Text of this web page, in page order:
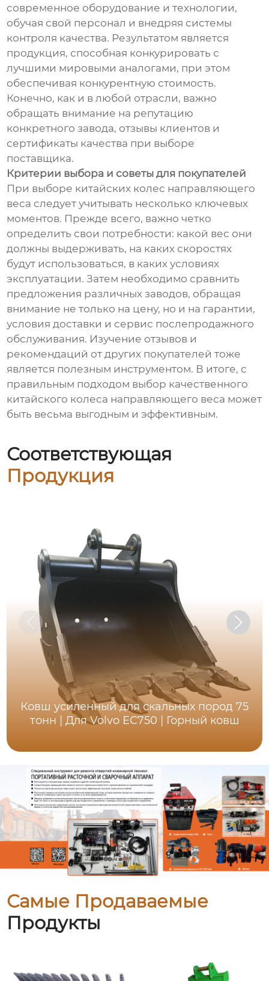
современное оборудование и технологии,
обучая свой персонал и внедряя системы
контроля качества. Результатом является
продукция, способная конкурировать с
лучшими мировыми аналогами, при этом
обеспечивая конкурентную стоимость.
Конечно, как и в любой отрасли, важно
обращать внимание на репутацию
конкретного завода, отзывы клиентов и
сертификаты качества при выборе
поставщика.
Критерии выбора и советы для покупателей
При выборе китайских колес направляющего
веса следует учитывать несколько ключевых
моментов. Прежде всего, важно четко
определить свои потребности: какой вес они
должны выдерживать, на каких скоростях
будут использоваться, в каких условиях
эксплуатации. Затем необходимо сравнить
предложения различных заводов, обращая
внимание не только на цену, но и на гарантии,
условия доставки и сервис послепродажного
обслуживания. Изучение отзывов и
рекомендаций от других покупателей тоже
является полезным инструментом. В итоге, с
правильным подходом выбор качественного
китайского колеса направляющего веса может
быть весьма выгодным и эффективным.
Соответствующая
Продукция
Ковш усиленный для скальных пород 75
тонн | Для Volvo EC750 | Горный ковш
Самые Продаваемые
Продукты